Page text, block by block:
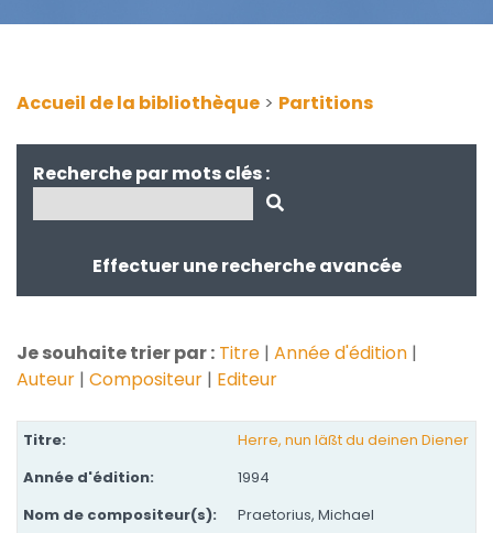
Accueil de la bibliothèque > Partitions
Recherche par mots clés :
Effectuer une recherche avancée
Je souhaite trier par : Titre | Année d'édition |
Auteur | Compositeur | Editeur
Herre, nun läßt du deinen Diener
1994
Praetorius, Michael